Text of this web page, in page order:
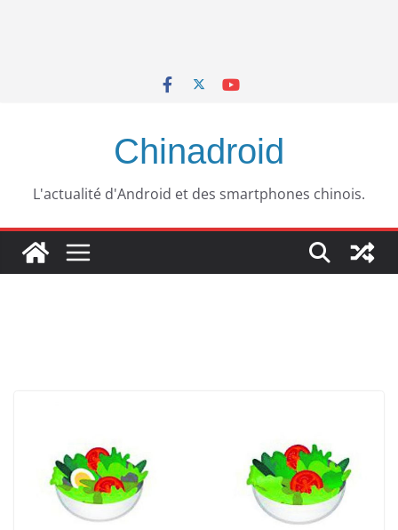
Chinadroid
L'actualité d'Android et des smartphones chinois.